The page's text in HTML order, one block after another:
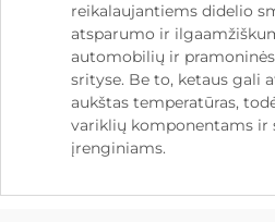
reikalaujantiems didelio
atsparumo ir
automobilių ir
srityse. Be to, ketaus gali
aukštas temperatūras,
variklių komponentams ir
įrenginiams.